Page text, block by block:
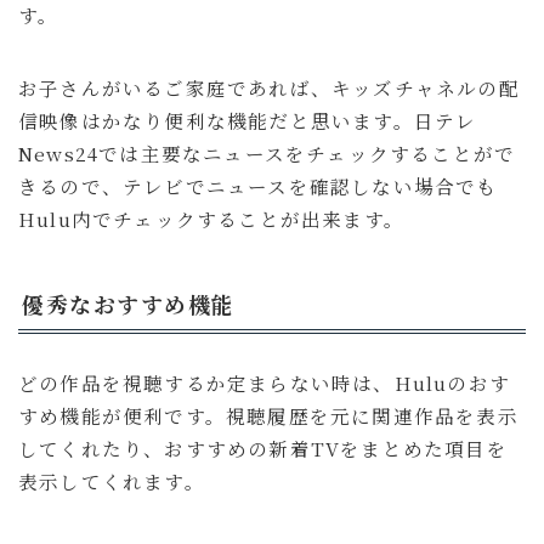
す。
お子さんがいるご家庭であれば、キッズチャネルの配
信映像はかなり便利な機能だと思います。日テレ
News24では主要なニュースをチェックすることがで
きるので、テレビでニュースを確認しない場合でも
Hulu内でチェックすることが出来ます。
優秀なおすすめ機能
どの作品を視聴するか定まらない時は、Huluのおす
すめ機能が便利です。視聴履歴を元に関連作品を表示
してくれたり、おすすめの新着TVをまとめた項目を
表示してくれます。